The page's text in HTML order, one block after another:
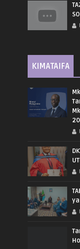
KIMATAIFA